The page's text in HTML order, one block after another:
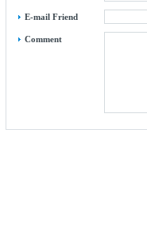
E-mail Friend
Comment